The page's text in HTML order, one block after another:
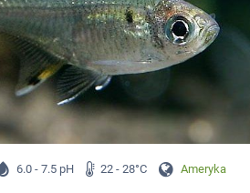
6.0 - 7.5 pH 22 - 28°C Ameryka Płd.